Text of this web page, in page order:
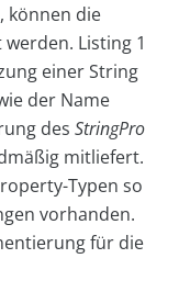
können die
Listing 1
einer String
der Name
des StringPro
mitliefert.
Typen so
vorhanden.
für die